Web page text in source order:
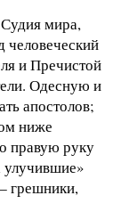
мира,
человеческий
и Пречистой
Одесную и
апостолов;
ниже
правую руку
грешники,